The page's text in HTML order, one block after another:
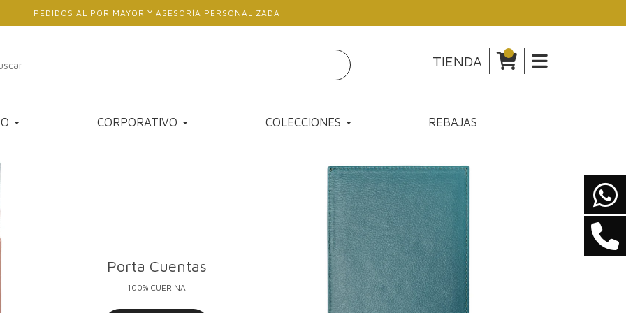
PEDIDOS AL POR MAYOR Y ASESORÍA PERSONALIZADA
TIENDA
CORPORATIVO COLECCIONES REBAJAS
Porta Cuentas
100% CUERINA